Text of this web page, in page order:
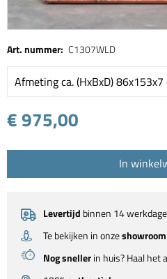
Art. nummer: C1307WLD
Afmeting ca. (HxBxD) 86x153x7
€ 975,00
In
Levertijd binnen 14
Te bekijken in onzeshowroom
Nog snellerin huis? Haal het